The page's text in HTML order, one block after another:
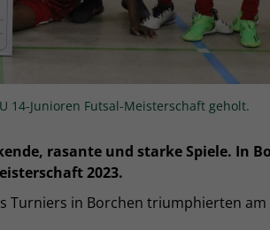
14-Junioren Futsal-Meisterschaft geholt.
rasante und starke Spiele. In
2023.
Turniers in Borchen triumphierten am